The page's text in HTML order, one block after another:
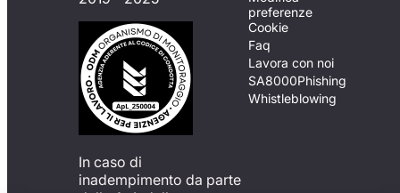
In caso di
inadempimento da parte
preferenze
Cookie
Faq
Lavora con noi
SA8000Phishing
Whistleblowing